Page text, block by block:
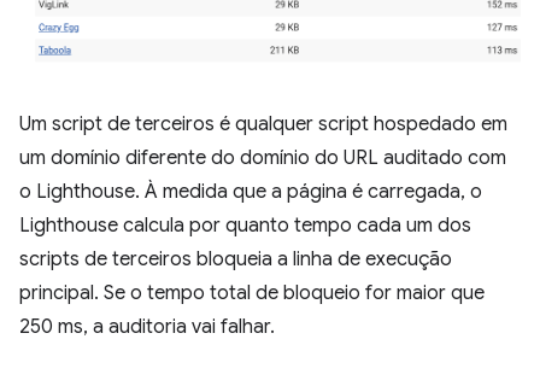
Um script de terceiros é qualquer script hospedado em
um domínio diferente do domínio do URL auditado com
o Lighthouse. À medida que a página é carregada, o
Lighthouse calcula por quanto tempo cada um dos
scripts de terceiros bloqueia a linha de execução
principal. Se o tempo total de bloqueio for maior que
250 ms, a auditoria vai falhar.